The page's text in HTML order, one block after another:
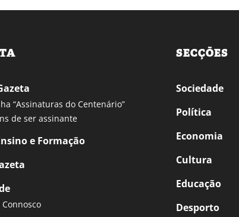
“Assinaturas do Centenário”
de ser assinante
e Formação
SECÇÕES
Sociedade
Política
Economia
Cultura
Educação
Desporto